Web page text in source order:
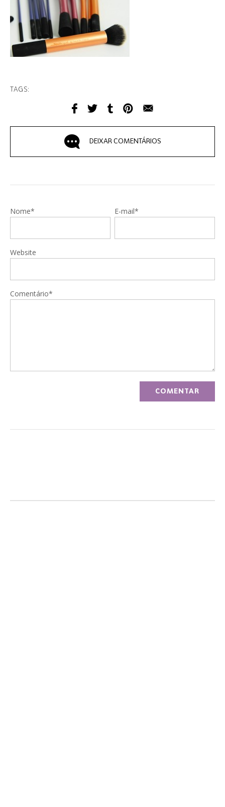
TAGS:
DEIXAR COMENTÁRIOS
Nome* E-mail*
Website
Comentário*